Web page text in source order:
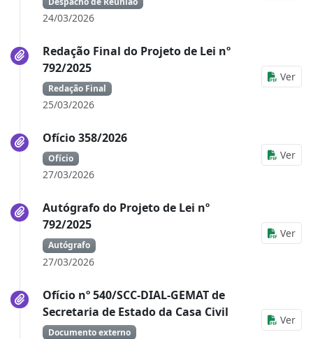
24/03/2026
Redação Final do Projeto de Lei nº
792/2025
Redação Final
25/03/2026
Ver
Ofício 358/2026
Ofício
27/03/2026
Ver
Autógrafo do Projeto de Lei nº
792/2025
Autógrafo
27/03/2026
Ver
Ofício nº 540/SCC-DIAL-GEMAT de
Secretaria de Estado da Casa Civil
Documento externo
Ver